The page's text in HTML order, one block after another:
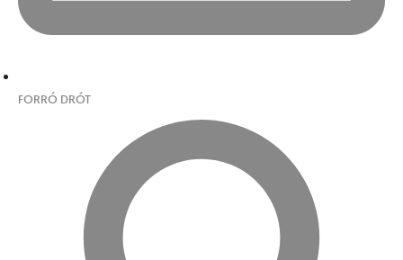
FORRÓ DRÓT